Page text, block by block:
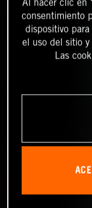
Al hacer clic en
consentimiento
dispositivo
el uso del sitio y
Las